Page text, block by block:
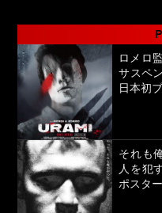
ロメロ
サスペ
日本初
それも
人を犯
ポスタ